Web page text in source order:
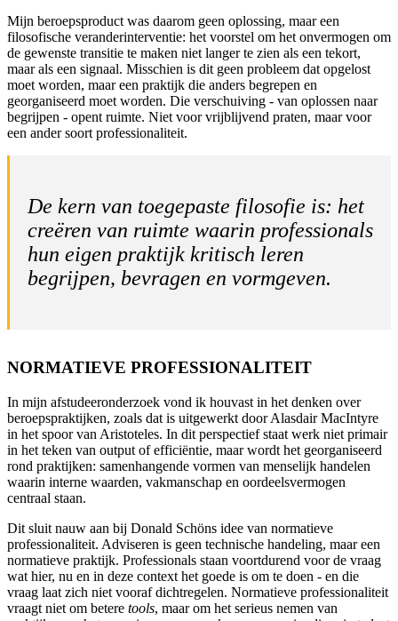
Mijn beroepsproduct was daarom geen oplossing, maar een
filosofische veranderinterventie: het voorstel om het onvermogen om
de gewenste transitie te maken niet langer te zien als een tekort,
maar als een signaal. Misschien is dit geen probleem dat opgelost
moet worden, maar een praktijk die anders begrepen en
georganiseerd moet worden. Die verschuiving - van oplossen naar
begrijpen - opent ruimte. Niet voor vrijblijvend praten, maar voor
een ander soort professionaliteit.
De kern van toegepaste filosofie is: het
creëren van ruimte waarin professionals
hun eigen praktijk kritisch leren
begrijpen, bevragen en vormgeven.
NORMATIEVE PROFESSIONALITEIT
In mijn afstudeeronderzoek vond ik houvast in het denken over
beroepspraktijken, zoals dat is uitgewerkt door Alasdair MacIntyre
in het spoor van Aristoteles. In dit perspectief staat werk niet primair
in het teken van output of efficiëntie, maar wordt het georganiseerd
rond praktijken: samenhangende vormen van menselijk handelen
waarin interne waarden, vakmanschap en oordeelsvermogen
centraal staan.
Dit sluit nauw aan bij Donald Schöns idee van normatieve
professionaliteit. Adviseren is geen technische handeling, maar een
normatieve praktijk. Professionals staan voortdurend voor de vraag
wat hier, nu en in deze context het goede is om te doen - en die
vraag laat zich niet vooraf dichtregelen. Normatieve professionaliteit
vraagt niet om betere tools, maar om het serieus nemen van